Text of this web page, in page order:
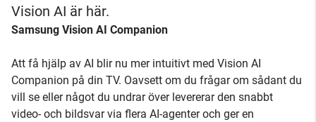
Vision AI är här.
Samsung Vision AI Companion
Att få hjälp av AI blir nu mer intuitivt med Vision AI
Companion på din TV. Oavsett om du frågar om sådant du
vill se eller något du undrar över levererar den snabbt
video- och bildsvar via flera AI-agenter och ger en